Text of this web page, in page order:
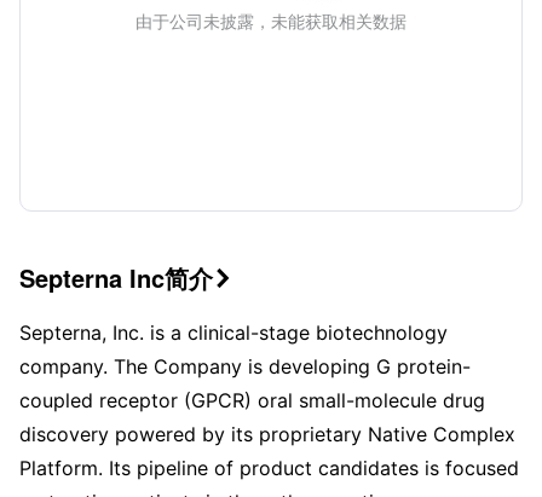
由于公司未披露，未能获取相关数据
Septerna Inc简介
Septerna, Inc. is a clinical-stage biotechnology
company. The Company is developing G protein-
coupled receptor (GPCR) oral small-molecule drug
discovery powered by its proprietary Native Complex
Platform. Its pipeline of product candidates is focused